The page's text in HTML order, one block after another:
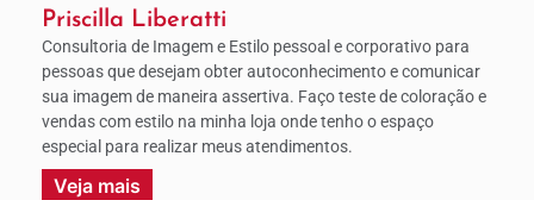
Priscilla Liberatti
Consultoria de Imagem e Estilo pessoal e corporativo para
pessoas que desejam obter autoconhecimento e comunicar
sua imagem de maneira assertiva. Faço teste de coloração e
vendas com estilo na minha loja onde tenho o espaço
especial para realizar meus atendimentos.
Veja mais